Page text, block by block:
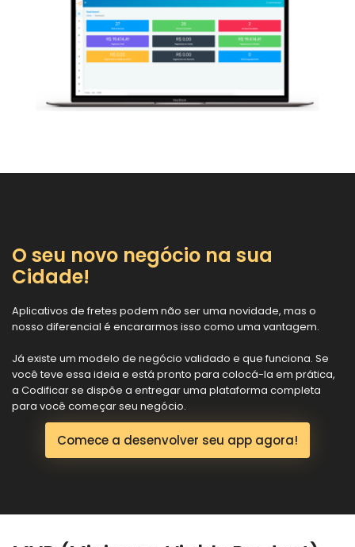
O seu novo negócio na sua
Cidade!
Aplicativos de fretes podem não ser uma novidade, mas o
nosso diferencial é encararmos isso como uma vantagem.
Já existe um modelo de negócio validado e que funciona. Se
você teve essa ideia e está pronto para colocá-la em prática,
a Codificar se dispõe a entregar uma plataforma completa
para você começar seu negócio.
Comece a desenvolver seu app agora!